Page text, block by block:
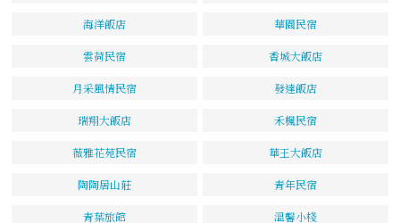
海洋飯店 華園民宿
雲荷民宿 香城大飯店
月采風情民宿 發達飯店
瑞翔大飯店 禾楓民宿
薇雅花苑民宿 華王大飯店
陶陶居山莊 青年民宿
青葉旅館 溫馨小棧